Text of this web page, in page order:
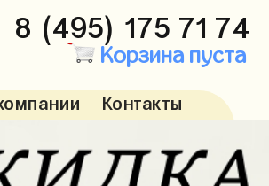
8 (495) 175 71 74
Корзина пуста
Контакты